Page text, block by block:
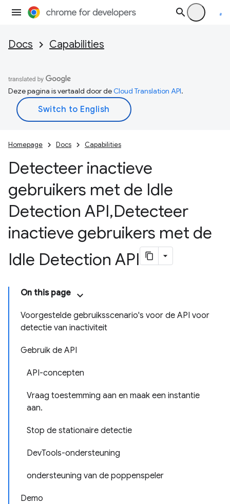
Docs Capabilities
Deze pagina is vertaald door deCloud Translation API.
Homepage Docs Capabilities
Detecteer inactieve
gebruikers met de Idle
Detection API,Detecteer
inactieve gebruikers met de
Idle Detection API
On this page
Voorgestelde gebruiksscenario's voor de API voor
detectie van inactiviteit
Gebruik de API
API-concepten
Vraag toestemming aan en maak een instantie
aan.
Stop de stationaire detectie
DevTools-ondersteuning
ondersteuning van de poppenspeler
Demo